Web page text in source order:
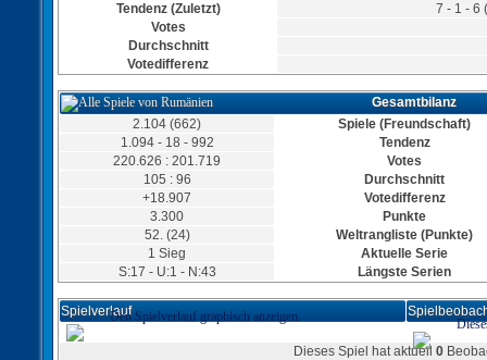
Tor für Rumänien
Torschütze: Radeberger53
Tor für Rumänien
Torschütze: Radeberger53
19.10.2022, 06:14 Uhr 14:27
Tor für Rumänien
Torschütze: slayer53
Tendenz (Zuletzt)
7 - 1 - 6
Votes
Durchschnitt
Votedifferenz
Gesamtbilanz
2.104 (662)
Spiele (Freundschaft)
1.094 - 18 - 992
Tendenz
220.626 : 201.719
Votes
105 : 96
Durchschnitt
+18.907
Votedifferenz
3.300
Punkte
52. (24)
Weltrangliste (Punkte)
1 Sieg
Aktuelle Serie
S:17 - U:1 - N:43
Längste Serien
SpielverlaufDen Spielverlauf graphisch anzeigen.
Dieses Spiel hat aktuell 0